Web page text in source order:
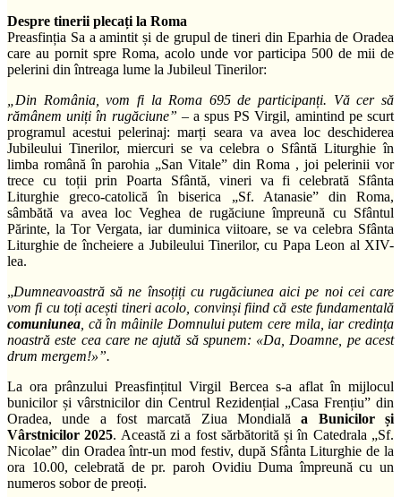
Despre tinerii plecați la Roma
Preasfinția Sa a amintit și de grupul de tineri din Eparhia de Oradea
care au pornit spre Roma, acolo unde vor participa 500 de mii de
pelerini din întreaga lume la Jubileul Tinerilor:
„Din România, vom fi la Roma 695 de participanți. Vă cer să
rămânem uniți în rugăciune” – a spus PS Virgil, amintind pe scurt
programul acestui pelerinaj: marți seara va avea loc deschiderea
Jubileului Tinerilor, miercuri se va celebra o Sfântă Liturghie în
limba română în parohia „San Vitale” din Roma , joi pelerinii vor
trece cu toții prin Poarta Sfântă, vineri va fi celebrată Sfânta
Liturghie greco-catolică în biserica „Sf. Atanasie” din Roma,
sâmbătă va avea loc Veghea de rugăciune împreună cu Sfântul
Părinte, la Tor Vergata, iar duminica viitoare, se va celebra Sfânta
Liturghie de încheiere a Jubileului Tinerilor, cu Papa Leon al XIV-
lea.
„Dumneavoastră să ne însoțiți cu rugăciunea aici pe noi cei care
vom fi cu toți acești tineri acolo, convinși fiind că este fundamentală
comuniunea , că în mâinile Domnului putem cere mila, iar credința
noastră este cea care ne ajută să spunem: «Da, Doamne, pe acest
drum mergem!»”.
La ora prânzului Preasfințitul Virgil Bercea s-a aflat în mijlocul
bunicilor și vârstnicilor din Centrul Rezidențial „Casa Frențiu” din
Oradea, unde a fost marcată Ziua Mondialăa Bunicilor și
Vârstnicilor 2025. Această zi a fost sărbătorită și în Catedrala „Sf.
Nicolae” din Oradea într-un mod festiv, după Sfânta Liturghie de la
ora 10.00, celebrată de pr. paroh Ovidiu Duma împreună cu un
numeros sobor de preoți.